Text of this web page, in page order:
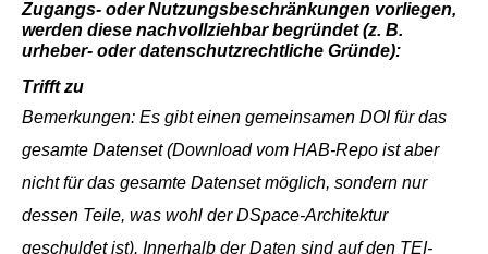
Zugangs- oder Nutzungsbeschränkungen vorliegen,
werden diese nachvollziehbar begründet (z. B.
urheber- oder datenschutzrechtliche Gründe):
Trifft zu
Bemerkungen: Es gibt einen gemeinsamen DOI für das
gesamte Datenset (Download vom HAB-Repo ist aber
nicht für das gesamte Datenset möglich, sondern nur
dessen Teile, was wohl der DSpace-Architektur
geschuldet ist). Innerhalb der Daten sind auf den TEI-